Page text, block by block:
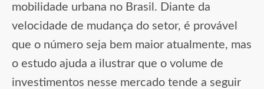
mobilidade urbana no Brasil. Diante da
velocidade de mudança do setor, é provável
que o número seja bem maior atualmente, mas
o estudo ajuda a ilustrar que o volume de
investimentos nesse mercado tende a seguir